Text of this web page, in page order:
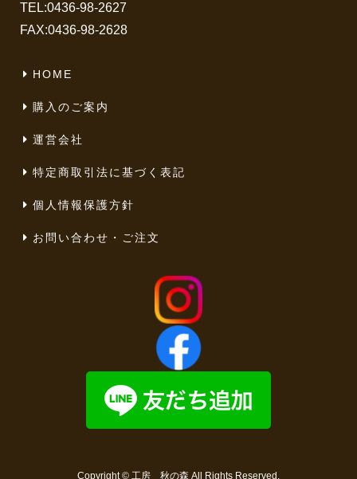
TEL:0436-98-2627
FAX:0436-98-2628
HOME
購入のご案内
運営会社
特定商取引法に基づく表記
個人情報保護方針
お問い合わせ・ご注文
Copyright © 工房 秋の森 All Rights Reserved.